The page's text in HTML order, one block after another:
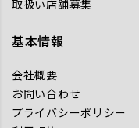
取扱い店舗募集
基本情報
会社概要
お問い合わせ
プライバシーポリシー